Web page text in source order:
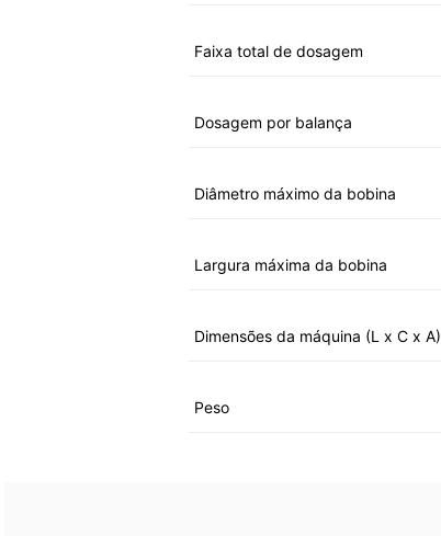
Faixa total de dosagem
Dosagem por balança
Diâmetro máximo da bobina
Largura máxima da bobina
Dimensões da máquina (L x C x A)
Peso